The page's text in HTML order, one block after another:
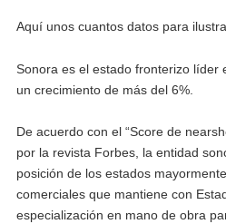
Aquí unos cuantos datos para
Sonora es el estado fronterizo líder
un crecimiento de más del 6%.
De acuerdo con el “Score de
por la revista Forbes, la entidad
posición de los estados
comerciales que mantiene con
especialización en mano de obra